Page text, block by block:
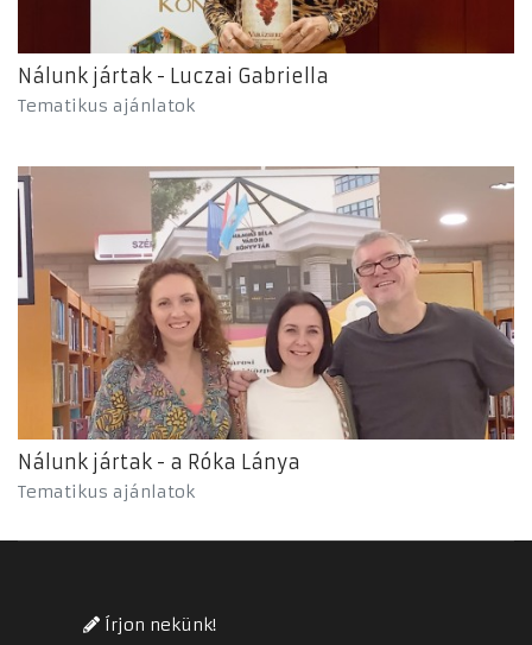
Nálunk jártak - Luczai Gabriella
Tematikus ajánlatok
Nálunk jártak - a Róka Lánya
Tematikus ajánlatok
Írjon nekünk!